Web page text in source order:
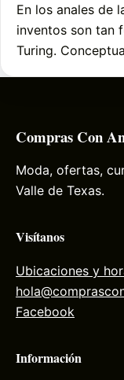
En los anales de
inventos son tan
Turing.
Compras Con
Moda, ofertas,
Valle de Texas.
Visítanos
Ubicaciones y
Facebook
Información